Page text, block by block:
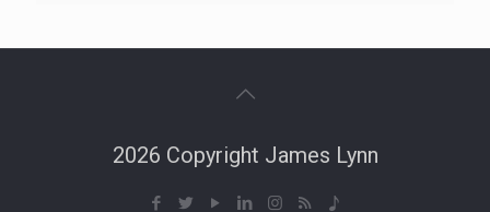
2026 Copyright James Lynn